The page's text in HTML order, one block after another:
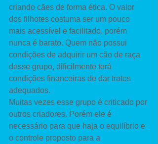
criando cães de forma ética. O valor
dos filhotes costuma ser um pouco
mais acessível e facilitado, porém
nunca é barato. Quem não possui
condições de adquirir um cão de raça
desse grupo, dificilmente terá
condições financeiras de dar tratos
adequados.
Muitas vezes esse grupo é criticado por
outros criadores. Porém ele é
necessário para que haja o equilíbrio e
o controle proposto para a